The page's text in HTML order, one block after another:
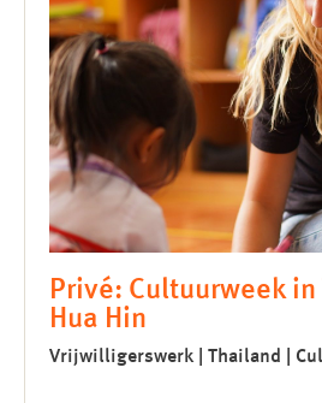
Privé: Cultuurweek
Hua Hin
Vrijwilligerswerk | Thailand |